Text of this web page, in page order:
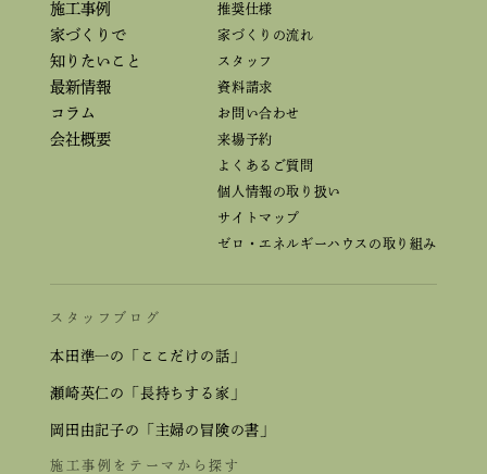
施工事例
家づくりで
知りたいこと
最新情報
コラム
会社概要
推奨仕様
家づくりの流れ
スタッフ
資料請求
お問い合わせ
来場予約
よくあるご質問
個人情報の取り扱い
サイトマップ
ゼロ・エネルギーハウスの取り組み
スタッフブログ
本田準一の「ここだけの話」
瀬崎英仁の「長持ちする家」
岡田由記子の「主婦の冒険の書」
施工事例をテーマから探す